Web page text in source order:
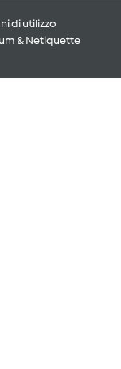
di utilizzo
& Netiquette